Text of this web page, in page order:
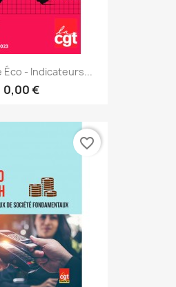
Éco - Indicateurs...
0,00 €
favorite_border